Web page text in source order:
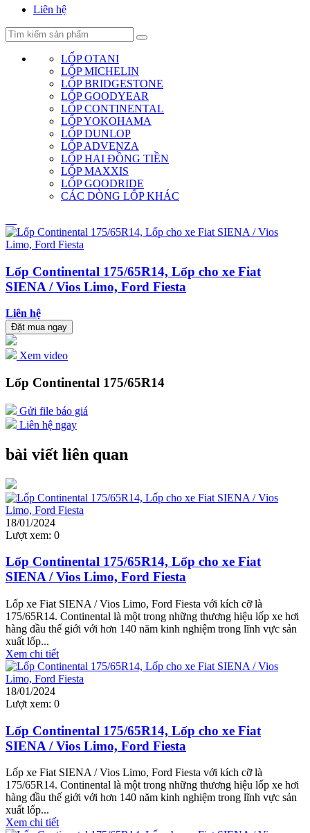
Liên hệ
LỐP OTANI
LỐP MICHELIN
LỐP BRIDGESTONE
LỐP GOODYEAR
LỐP CONTINENTAL
LỐP YOKOHAMA
LỐP DUNLOP
LỐP ADVENZA
LỐP HAI ĐỒNG TIỀN
LỐP MAXXIS
LỐP GOODRIDE
CÁC DÒNG LỐP KHÁC
Lốp Continental 175/65R14, Lốp cho xe Fiat
SIENA / Vios Limo, Ford Fiesta
Liên hệ
Đặt mua ngay
Xem video
Lốp Continental 175/65R14
Gửi file báo giá
Liên hệ ngay
bài viết liên quan
18/01/2024
Lượt xem: 0
Lốp Continental 175/65R14, Lốp cho xe Fiat
SIENA / Vios Limo, Ford Fiesta
Lốp xe Fiat SIENA / Vios Limo, Ford Fiesta với kích cỡ là
175/65R14. Continental là một trong những thương hiệu lốp xe hơi
hàng đầu thế giới với hơn 140 năm kinh nghiệm trong lĩnh vực sản
xuất lốp...
Xem chi tiết
18/01/2024
Lượt xem: 0
Lốp Continental 175/65R14, Lốp cho xe Fiat
SIENA / Vios Limo, Ford Fiesta
Lốp xe Fiat SIENA / Vios Limo, Ford Fiesta với kích cỡ là
175/65R14. Continental là một trong những thương hiệu lốp xe hơi
hàng đầu thế giới với hơn 140 năm kinh nghiệm trong lĩnh vực sản
xuất lốp...
Xem chi tiết